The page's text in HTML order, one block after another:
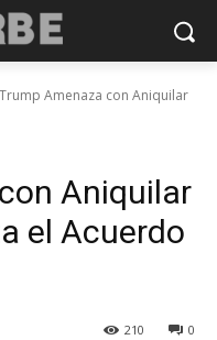
Trump Amenaza con Aniquilar
Aniquilar
el Acuerdo
0
210